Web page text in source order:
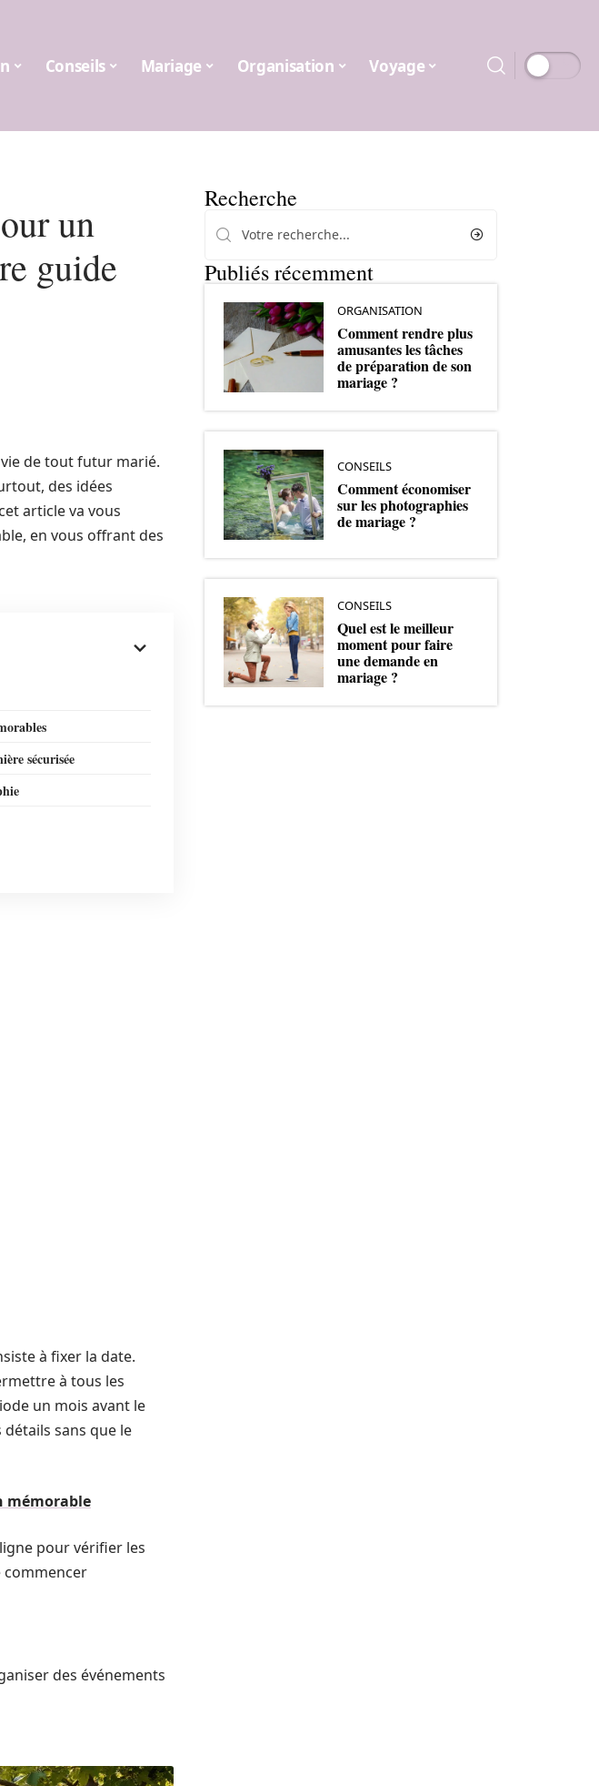
Conseils Mariage Organisation Voyage
un
guide
de tout futur marié.
des idées
article va vous
en vous offrant des
sécurisée
à fixer la date.
à tous les
un mois avant le
sans que le
mémorable
pour vérifier les
commencer
des événements
Recherche
Publiés récemment
ORGANISATION
Comment rendre plus
amusantes les tâches
de préparation de son
mariage ?
CONSEILS
Comment économiser
sur les photographies
de mariage ?
CONSEILS
Quel est le meilleur
moment pour faire
une demande en
mariage ?